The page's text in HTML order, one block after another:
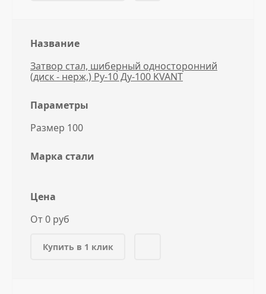
Название
Затвор стал, шиберный односторонний
(диск - нерж,) Ру-10 Ду-100 KVANT
Параметры
Размер 100
Марка стали
Цена
От 0 руб
Купить в 1 клик